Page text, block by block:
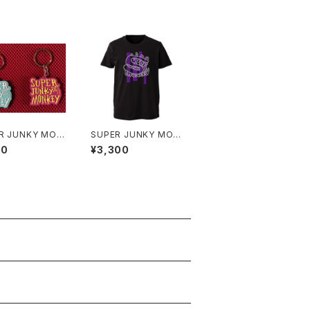
JUNKY MON
デザイン ラバ
ルダー（２個セ
SUPER JUNKY MON
KEY Logo by Hajim
e Anzai Tシャツ（グリ
¥3,300